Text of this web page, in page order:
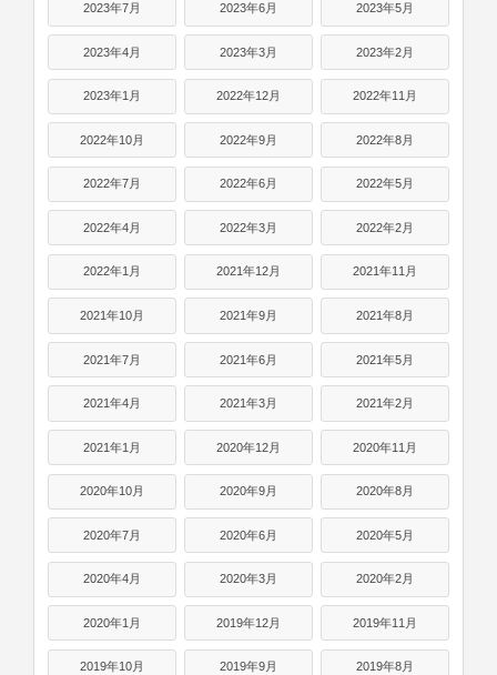
2023年7月 2023年6月 2023年5月
2023年4月 2023年3月 2023年2月
2023年1月 2022年12月 2022年11月
2022年10月 2022年9月 2022年8月
2022年7月 2022年6月 2022年5月
2022年4月 2022年3月 2022年2月
2022年1月 2021年12月 2021年11月
2021年10月 2021年9月 2021年8月
2021年7月 2021年6月 2021年5月
2021年4月 2021年3月 2021年2月
2021年1月 2020年12月 2020年11月
2020年10月 2020年9月 2020年8月
2020年7月 2020年6月 2020年5月
2020年4月 2020年3月 2020年2月
2020年1月 2019年12月 2019年11月
2019年10月 2019年9月 2019年8月